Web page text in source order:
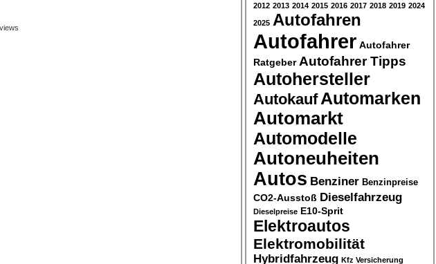
2012 2013 2014 2015 2016 2017 2018 2019 2024
2025 Autofahren
Autofahrer Autofahrer
Ratgeber Autofahrer Tipps
Autohersteller
Autokauf Automarken
Automarkt
Automodelle
Autoneuheiten
Autos Benziner Benzinpreise
CO2-Ausstoß Dieselfahrzeug
Dieselpreise E10-Sprit
Elektroautos
Elektromobilität
Hybridfahrzeug Kfz Versicherung